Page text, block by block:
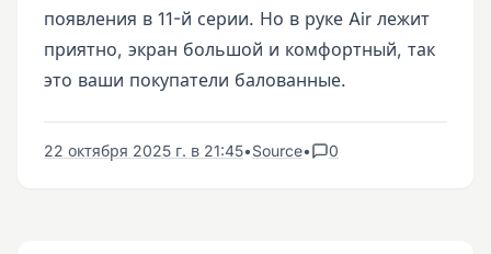
появления в 11-й серии. Но в руке Air лежит
приятно, экран большой и комфортный, так
это ваши покупатели балованные.
22 октября 2025 г. в 21:45•Source• 0